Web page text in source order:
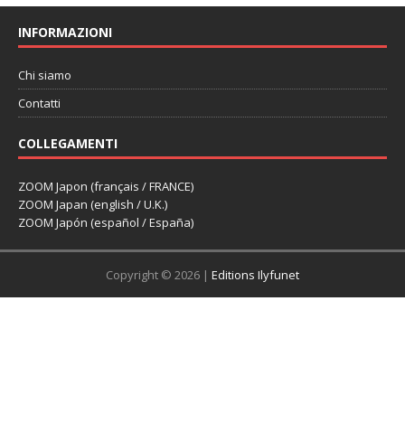
INFORMAZIONI
Chi siamo
Contatti
COLLEGAMENTI
ZOOM Japon (français / FRANCE)
ZOOM Japan (english / U.K.)
ZOOM Japón (español / España)
Copyright © 2026 | Editions Ilyfunet